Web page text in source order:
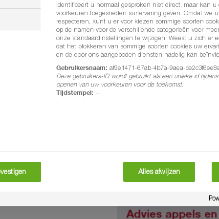
Sercadis
identificeert u normaal gesproken niet direct, maar kan
voorkeuren toegesneden surfervaring geven. Omdat we
respecteren, kunt u er voor kiezen sommige soorten
op de namen voor de verschillende categorieën voor
onze standaardinstellingen te wijzigen. Weest u zich er
dat het blokkeren van sommige soorten cookies uw
en de door ons aangeboden diensten nadelig kan
Gebruikersnaam: af9e1471-67ab-4b7a-9aea-
Deze gebruikers-ID wordt gebruikt als een unieke id
openen van uw voorkeuren voor de toekomst.
Tijdstempel: --
Alles afwijzen